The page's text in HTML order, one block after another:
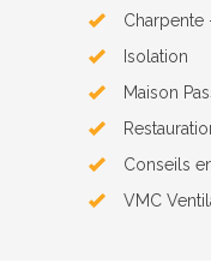
Charpente
Isolation
Maison
Conseils
VMC